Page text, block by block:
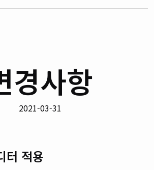
경사항
2021-03-31
터 적용